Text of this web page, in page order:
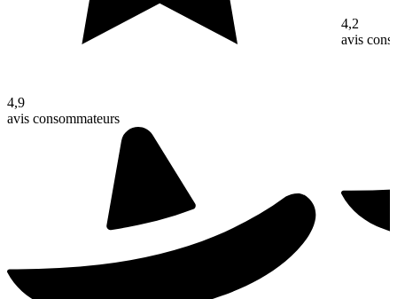
4,9
avis consommateurs
4,2
avis